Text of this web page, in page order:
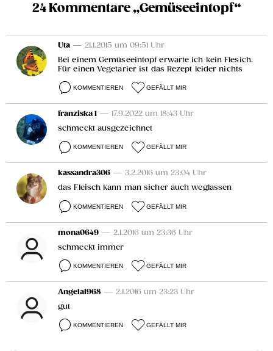
24 Kommentare „Gemüseeintopf“
Uta — 21.1.2015 um 09:51 Uhr
Bei einem Gemüseeintopf erwarte ich kein Flesich.
Für einen Vegetarier ist das Rezept leider nichts
KOMMENTIEREN GEFÄLLT MIR
franziska 1 — 17.9.2022 um 18:43 Uhr
schmeckt ausgezeichnet
KOMMENTIEREN GEFÄLLT MIR
kassandra306 — 3.2.2016 um 23:04 Uhr
das Fleisch kann man sicher auch weglassen
KOMMENTIEREN GEFÄLLT MIR
mona0649 — 2.1.2016 um 23:36 Uhr
schmeckt immer
KOMMENTIEREN GEFÄLLT MIR
Angela1968 — 2.1.2016 um 23:23 Uhr
gut
KOMMENTIEREN GEFÄLLT MIR